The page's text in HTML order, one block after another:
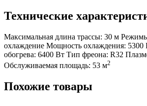
Технические
Максимальная длина трассы: 30 м
охлаждение Мощность охлаждения: 5300
обогрева: 6400 Вт Тип фреона: R32
Обслуживаемая площадь: 53 м2
Похожие товары